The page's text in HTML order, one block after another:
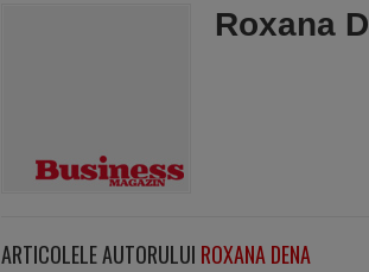
Roxana
ARTICOLELE AUTORULUI ROXANA DENA